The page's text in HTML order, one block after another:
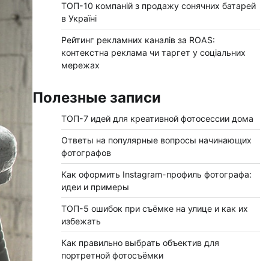
ТОП-10 компаній з продажу сонячних батарей
в Україні
Рейтинг рекламних каналів за ROAS:
контекстна реклама чи таргет у соціальних
мережах
Полезные записи
ТОП-7 идей для креативной фотосессии дома
Ответы на популярные вопросы начинающих
фотографов
Как оформить Instagram-профиль фотографа:
идеи и примеры
ТОП-5 ошибок при съёмке на улице и как их
избежать
Как правильно выбрать объектив для
портретной фотосъёмки